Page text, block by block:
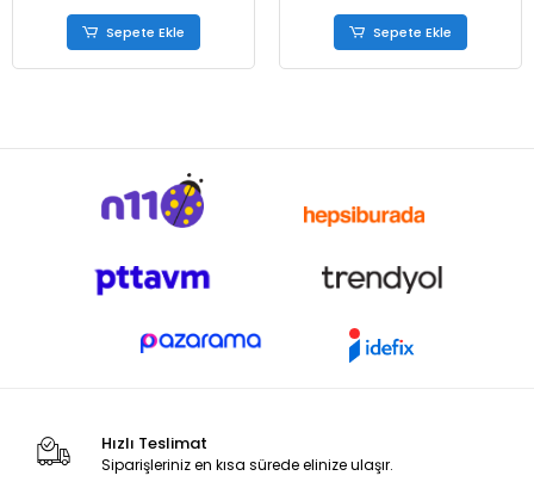
Sepete Ekle Sepete Ekle
Hızlı Teslimat
Siparişleriniz en kısa sürede elinize ulaşır.